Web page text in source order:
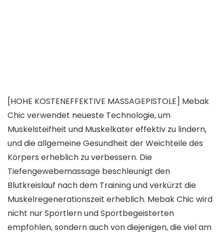
[HOHE KOSTENEFFEKTIVE MASSAGEPISTOLE] Mebak
Chic verwendet neueste Technologie, um
Muskelsteifheit und Muskelkater effektiv zu lindern,
und die allgemeine Gesundheit der Weichteile des
Körpers erheblich zu verbessern. Die
Tiefengewebemassage beschleunigt den
Blutkreislauf nach dem Training und verkürzt die
Muskelregenerationszeit erheblich. Mebak Chic wird
nicht nur Sportlern und Sportbegeisterten
empfohlen, sondern auch von diejenigen, die viel am